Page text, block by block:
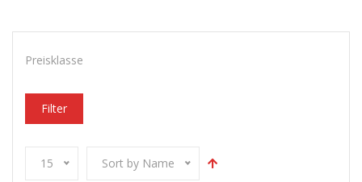
Preisklasse
Filter
15 Sort by Name